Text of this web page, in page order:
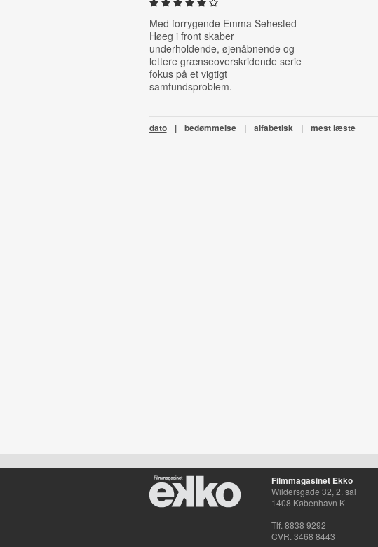
Med forrygende Emma Sehested
Høeg i front skaber
underholdende, øjenåbnende og
lettere grænseoverskridende serie
fokus på et vigtigt
samfundsproblem.
dato | bedømmelse | alfabetisk | mest læste
Filmmagasinet Ekko
Wildersgade 32, 2. sal
1408 København K
Tlf. 8838 9292
CVR. 3468 8443